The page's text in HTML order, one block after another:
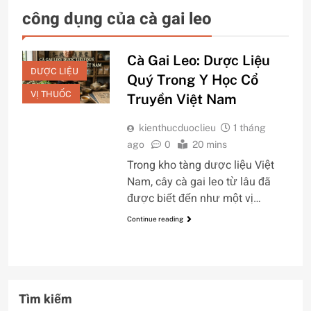
công dụng của cà gai leo
DƯỢC LIỆU
VỊ THUỐC
Cà Gai Leo: Dược Liệu
Quý Trong Y Học Cổ
Truyền Việt Nam
kienthucduoclieu
1 tháng
ago
0 20 mins
Trong kho tàng dược liệu Việt
Nam, cây cà gai leo từ lâu đã
được biết đến như một vị…
Continue reading
Tìm kiếm